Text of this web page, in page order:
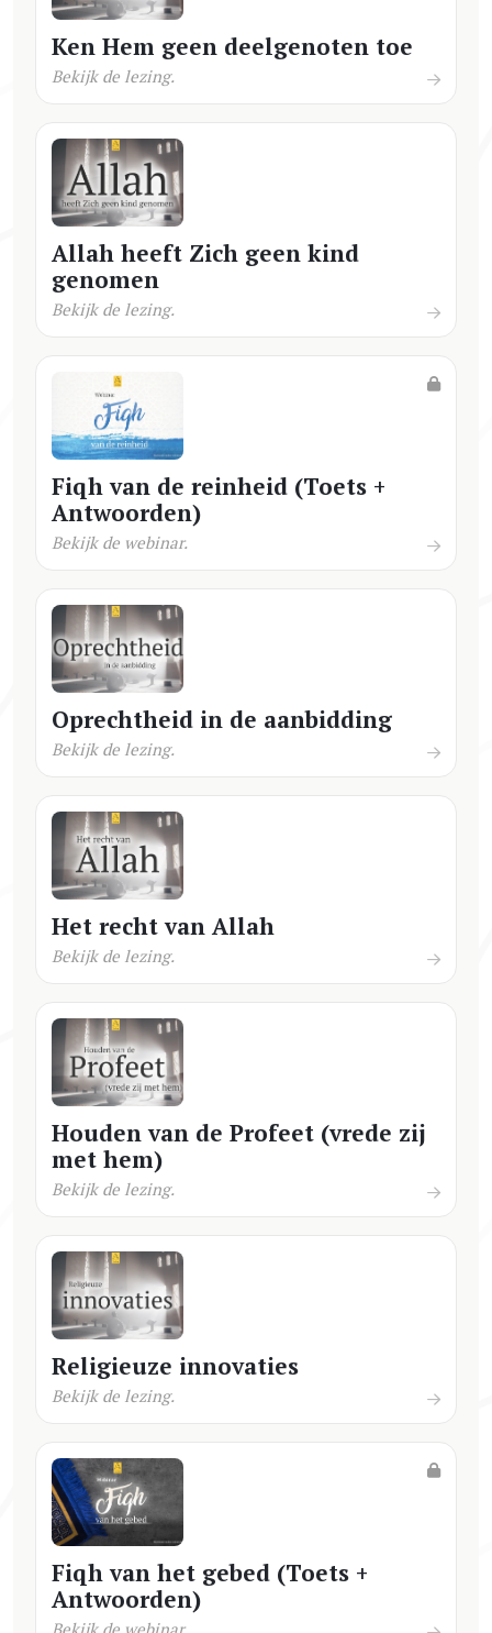
Ken Hem geen deelgenoten toe
Bekijk de lezing.
Allah heeft Zich geen kind
genomen
Bekijk de lezing.
Fiqh van de reinheid (Toets +
Antwoorden)
Bekijk de webinar.
Oprechtheid in de aanbidding
Bekijk de lezing.
Het recht van Allah
Bekijk de lezing.
Houden van de Profeet (vrede zij
met hem)
Bekijk de lezing.
Religieuze innovaties
Bekijk de lezing.
Fiqh van het gebed (Toets +
Antwoorden)
Bekijk de webinar.